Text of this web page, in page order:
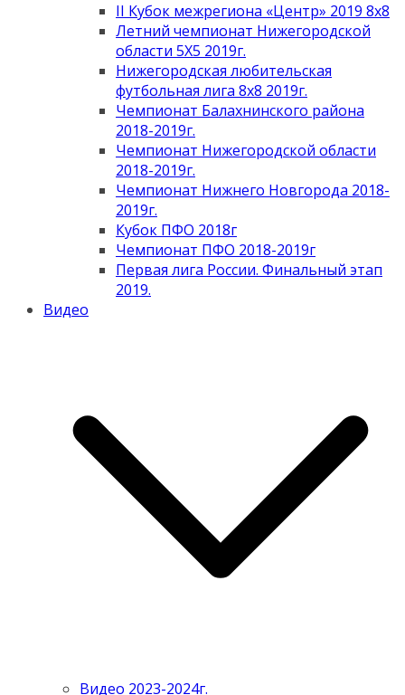
II Кубок межрегиона «Центр» 2019 8х8
Летний чемпионат Нижегородской
области 5Х5 2019г.
Нижегородская любительская
футбольная лига 8х8 2019г.
Чемпионат Балахнинского района
2018-2019г.
Чемпионат Нижегородской области
2018-2019г.
Чемпионат Нижнего Новгорода 2018-
2019г.
Кубок ПФО 2018г
Чемпионат ПФО 2018-2019г
Первая лига России. Финальный этап
2019.
Видео
Видео 2023-2024г.